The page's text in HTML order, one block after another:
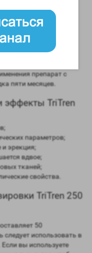
в женские гормоны
– зависит от
препарат с
пяти месяцев.
эффекты TriTren
параметров;
и эрекция;
вдвое;
тканей;
свойства.
TriTren 250
50
использовать в
вы используете